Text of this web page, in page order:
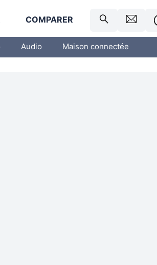
COMPARER
Audio Maison connectée